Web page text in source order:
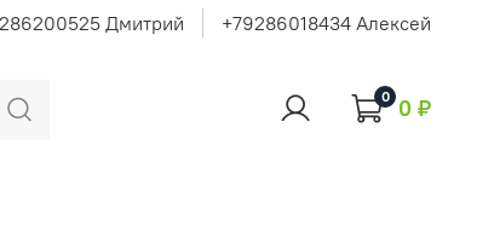
Дмитрий +79286018434 Алексей
0 0 ₽